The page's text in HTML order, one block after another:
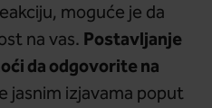
moguće je da
na vas. Postavljanje
da odgovorite na
jasnim izjavama poput